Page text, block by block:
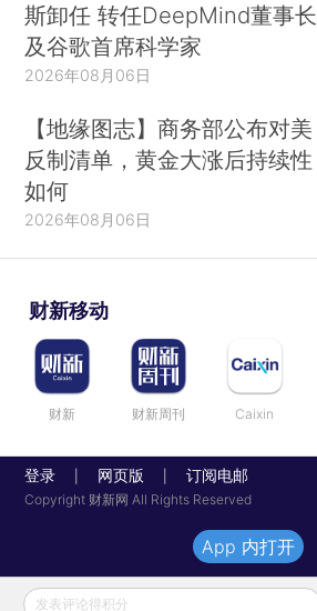
斯卸任 转任DeepMind董事长
及谷歌首席科学家
2026年08月06日
【地缘图志】商务部公布对美
反制清单，黄金大涨后持续性
如何
2026年08月06日
财新移动
财新 财新周刊 Caixin
登录 网页版 订阅电邮
Copyright 财新网 All Rights Reserved
发表评论得积分
App 内打开